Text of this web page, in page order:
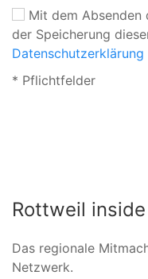
Mit dem Absenden
der Speicherung
Datenschutzerklärung
* Pflichtfelder
Rottweil inside
Das regionale
Netzwerk.